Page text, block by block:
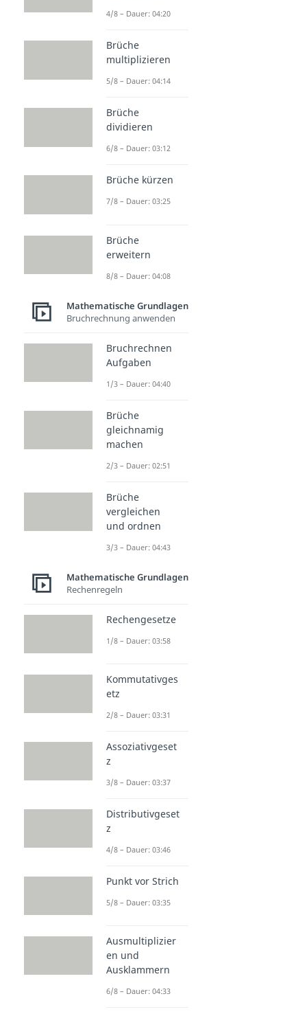
4/8 – Dauer: 04:20
Brüche
multiplizieren
5/8 – Dauer: 04:14
Brüche
dividieren
6/8 – Dauer: 03:12
Brüche kürzen
7/8 – Dauer: 03:25
Brüche
erweitern
8/8 – Dauer: 04:08
Mathematische Grundlagen
Bruchrechnung anwenden
Bruchrechnen
Aufgaben
1/3 – Dauer: 04:40
Brüche
gleichnamig
machen
2/3 – Dauer: 02:51
Brüche
vergleichen
und ordnen
3/3 – Dauer: 04:43
Mathematische Grundlagen
Rechenregeln
Rechengesetze
1/8 – Dauer: 03:58
Kommutativges
etz
2/8 – Dauer: 03:31
Assoziativgeset
z
3/8 – Dauer: 03:37
Distributivgeset
z
4/8 – Dauer: 03:46
Punkt vor Strich
5/8 – Dauer: 03:35
Ausmultiplizier
en und
Ausklammern
6/8 – Dauer: 04:33